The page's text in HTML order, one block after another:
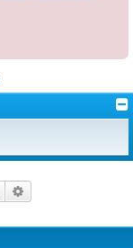
Pesquisar